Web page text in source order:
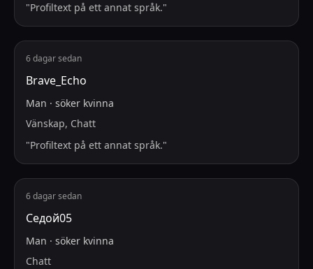
"Profiltext på ett annat språk."
6 dagar sedan
Brave_Echo
Man · söker kvinna
Vänskap, Chatt
"Profiltext på ett annat språk."
6 dagar sedan
Седой05
Man · söker kvinna
Chatt